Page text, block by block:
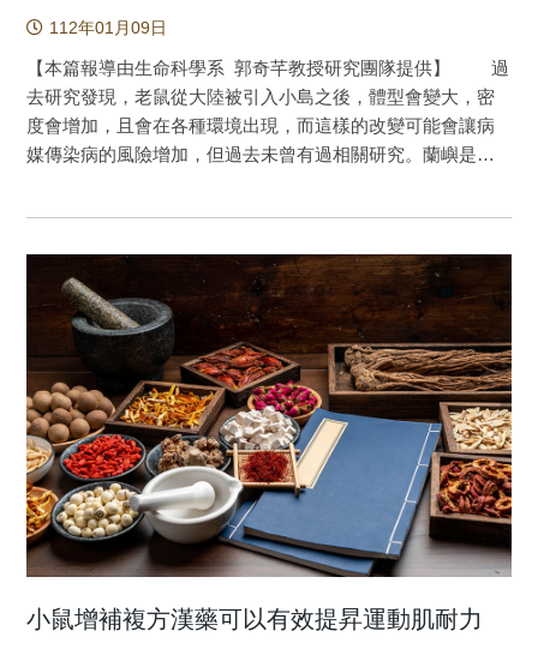
文化價值觀等相結合，再配合後續政策上的經營管理，亦可
育管理方針的參考。 原文出處：
https://doi.org/10.1002/pan3.10248
的獨特結構，利用牙齒多而粗糙的右側鉗住螺肉與螺殼的間
隙，利用牙齒少而尖利的左側勾出螺體。理論上，左右牙齒
的差距越大，代表這隻動物攝食蝸牛的能力越強。2015年研
究團隊發表了泰雅鈍頭蛇、恢復了駒井氏鈍頭蛇，加上原本
的台灣鈍頭蛇，臺灣一共有三種。這三種鈍頭蛇在共域的競
和駒井氏鈍頭蛇都可以吃蝸牛，但是泰雅鈍頭蛇的效率和時
間都遠快於駒井氏鈍頭蛇。此外，泰雅鈍頭蛇也演化出從左
側後方攻擊蝸牛的獨門秘技。 利用電腦斷層掃描，發現台灣
鈍頭蛇的牙齒最對稱，泰雅鈍頭蛇的牙齒最不對稱，所以這
兩個物種可以在雪山山脈的中海拔地區共存。駒井氏鈍頭蛇
可以分為東西兩個族群，西部的族群與吃蛞蝓台灣鈍頭蛇共
域，因此演化出高度不對稱的牙齒來攝食蝸牛。而東部的族
群獨享花東的好山好水，牠們的牙齒則是對稱的。 利用粒線
體DNA重塑演化關係，並將各個祖先節點的不對稱性標示在
演化樹上，研究團隊發現駒井氏鈍頭蛇的祖先擁有一個居中
的數值：西部的族群發展出高度的不對稱性，而東部的族群
退回原本的對稱齒式。這分別代表了「character
displacement」與「ecological niche release」的例子。 生態
棲位模擬（ENM）顯示泰雅鈍頭蛇的分布預測與斯文豪氏大
112年01月09日
【本篇報導由生命科學系 郭奇芊教授研究團隊提供】 過
去研究發現，老鼠從大陸被引入小島之後，體型會變大，密
度會增加，且會在各種環境出現，而這樣的改變可能會讓病
媒傳染病的風險增加，但過去未曾有過相關研究。蘭嶼是恙
型明顯較大，密度較高，除了住家之外，也會在蘭嶼的森林
裡出現，家鼠入侵到蘭嶼之後，使得當地各種環境都有機會
感染恙蟲病，家鼠體型變大和密度增加也可能增加蘭嶼的恙
蟲數量，進而提高民眾感染風險。 當外來種老鼠被引入
到小島時，經常造成小島上原生種生物的大量減少，外來種
老鼠也可能攜帶人類疾病到小島上，或增加小島上面的疾病
傳播，但相關研究相當缺乏。根據生態學的理論，海洋上的
小島由於不易到達，因此生物的種類較少，導致動物多半和
相同種類(而非不同種類)的動物競爭食物，結果造成老鼠在小
島上體型變大，密度增加，小島上缺乏其他種類競爭者的結
果，也讓老鼠擴散到小島上的各種棲地環境。如果這些小島
病媒，老鼠體型變大可能讓攜帶的病媒數量增加，密度增加
小鼠增補複方漢藥可以有效提昇運動肌耐力